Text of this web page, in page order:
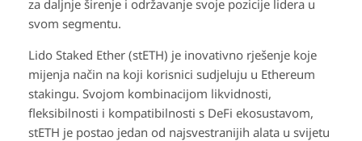
za daljnje širenje i održavanje svoje pozicije lidera u
svom segmentu.
Lido Staked Ether (stETH) je inovativno rješenje koje
mijenja način na koji korisnici sudjeluju u Ethereum
stakingu. Svojom kombinacijom likvidnosti,
fleksibilnosti i kompatibilnosti s DeFi ekosustavom,
stETH je postao jedan od najsvestranijih alata u svijetu